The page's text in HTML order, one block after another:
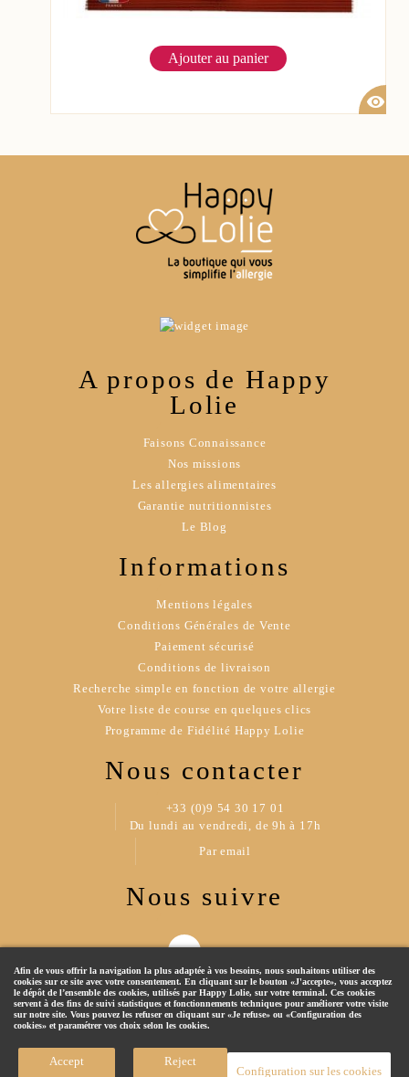
Afin de vous offrir la navigation la plus adaptée à vos besoins, nous souhaitons utiliser des
cookies sur ce site avec votre consentement. En cliquant sur le bouton «J'accepte», vous acceptez
le dépôt de l’ensemble des cookies, utilisés par Happy Lolie, sur votre terminal. Ces cookies
servent à des fins de suivi statistiques et fonctionnements techniques pour améliorer votre visite
sur notre site. Vous pouvez les refuser en cliquant sur «Je refuse» ou «Configuration des
cookies» et paramétrer vos choix selon les cookies.
Accept Reject
Configuration sur les cookies
Ajouter au panier
visibility
A propos de Happy
Lolie
Faisons Connaissance
Nos missions
Les allergies alimentaires
Garantie nutritionnistes
Le Blog
Informations
Mentions légales
Conditions Générales de Vente
Paiement sécurisé
Conditions de livraison
Recherche simple en fonction de votre allergie
Votre liste de course en quelques clics
Programme de Fidélité Happy Lolie
Nous contacter
+33 (0)9 54 30 17 01
Du lundi au vendredi, de 9h à 17h
Par email
Nous suivre